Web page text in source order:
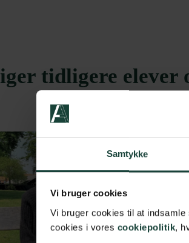
Samtykke
Vi bruger cookies
Vi bruger cookies til at
cookies i vores cookiepolitik,
tidligere elever